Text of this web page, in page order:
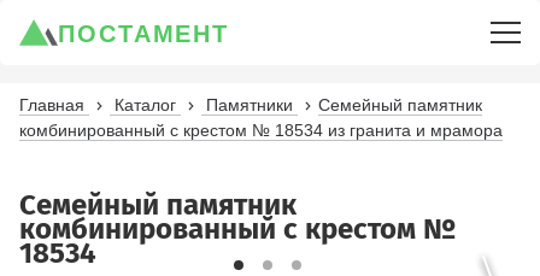
ПОСТАМЕНТ
Главная Каталог Памятники
Семейный памятник
комбинированный с крестом № 18534 из гранита и мрамора
Семейный памятник
комбинированный с крестом №
18534